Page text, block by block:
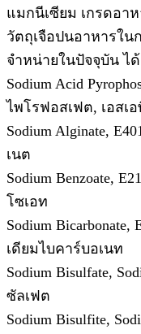
แมกนีเซียม เกรดอา
วัตถุเจือปนอาหารใน
จำหน่ายในปัจจุบัน ไ
Sodium Acid
ไพโรฟอสเฟต, เอสเ
Sodium Alginate,
เนต
Sodium Benzoate,
โซเอท
Sodium
เดียมไบคาร์บอเนท
Sodium Bisulfate,
ซัลเฟต
Sodium Bisulfite,